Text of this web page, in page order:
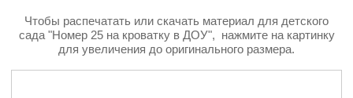
Чтобы распечатать или скачать материал для детского
сада "Номер 25 на кроватку в ДОУ", нажмите на картинку
для увеличения до оригинального размера.